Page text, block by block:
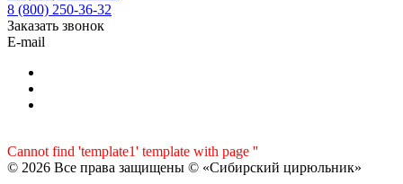
8 (800) 250-36-32
Заказать звонок
E-mail
Cannot find 'template1' template with page ''
© 2026 Все права защищены © «Сибирский цирюльник»